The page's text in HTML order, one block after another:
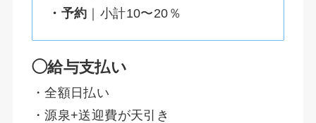
・予約 ｜小計10〜20％
◯給与支払い
・全額日払い
・源泉+送迎費が天引き